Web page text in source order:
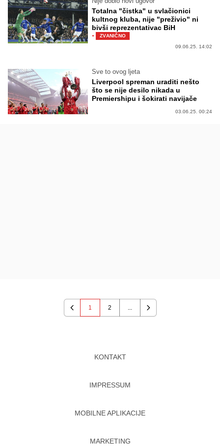
Totalna "čistka" u svlačionici
kultnog kluba, nije "preživio" ni
bivši reprezentativac BiH
·
ZVANIČNO
09.06.25. 14:02
Sve to ovog ljeta
Liverpool spreman uraditi nešto
što se nije desilo nikada u
Premiershipu i šokirati navijače
03.06.25. 00:24
Previous
1 2
Next
KONTAKT
IMPRESSUM
MOBILNE APLIKACIJE
MARKETING